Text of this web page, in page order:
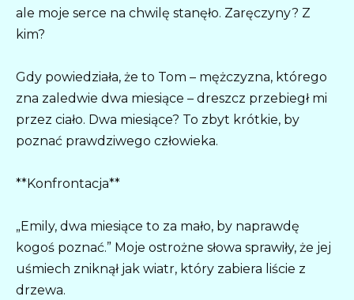
ale moje serce na chwilę stanęło. Zaręczyny? Z
kim?
Gdy powiedziała, że to Tom – mężczyzna, którego
zna zaledwie dwa miesiące – dreszcz przebiegł mi
przez ciało. Dwa miesiące? To zbyt krótkie, by
poznać prawdziwego człowieka.
**Konfrontacja**
„Emily, dwa miesiące to za mało, by naprawdę
kogoś poznać.” Moje ostrożne słowa sprawiły, że jej
uśmiech zniknął jak wiatr, który zabiera liście z
drzewa.